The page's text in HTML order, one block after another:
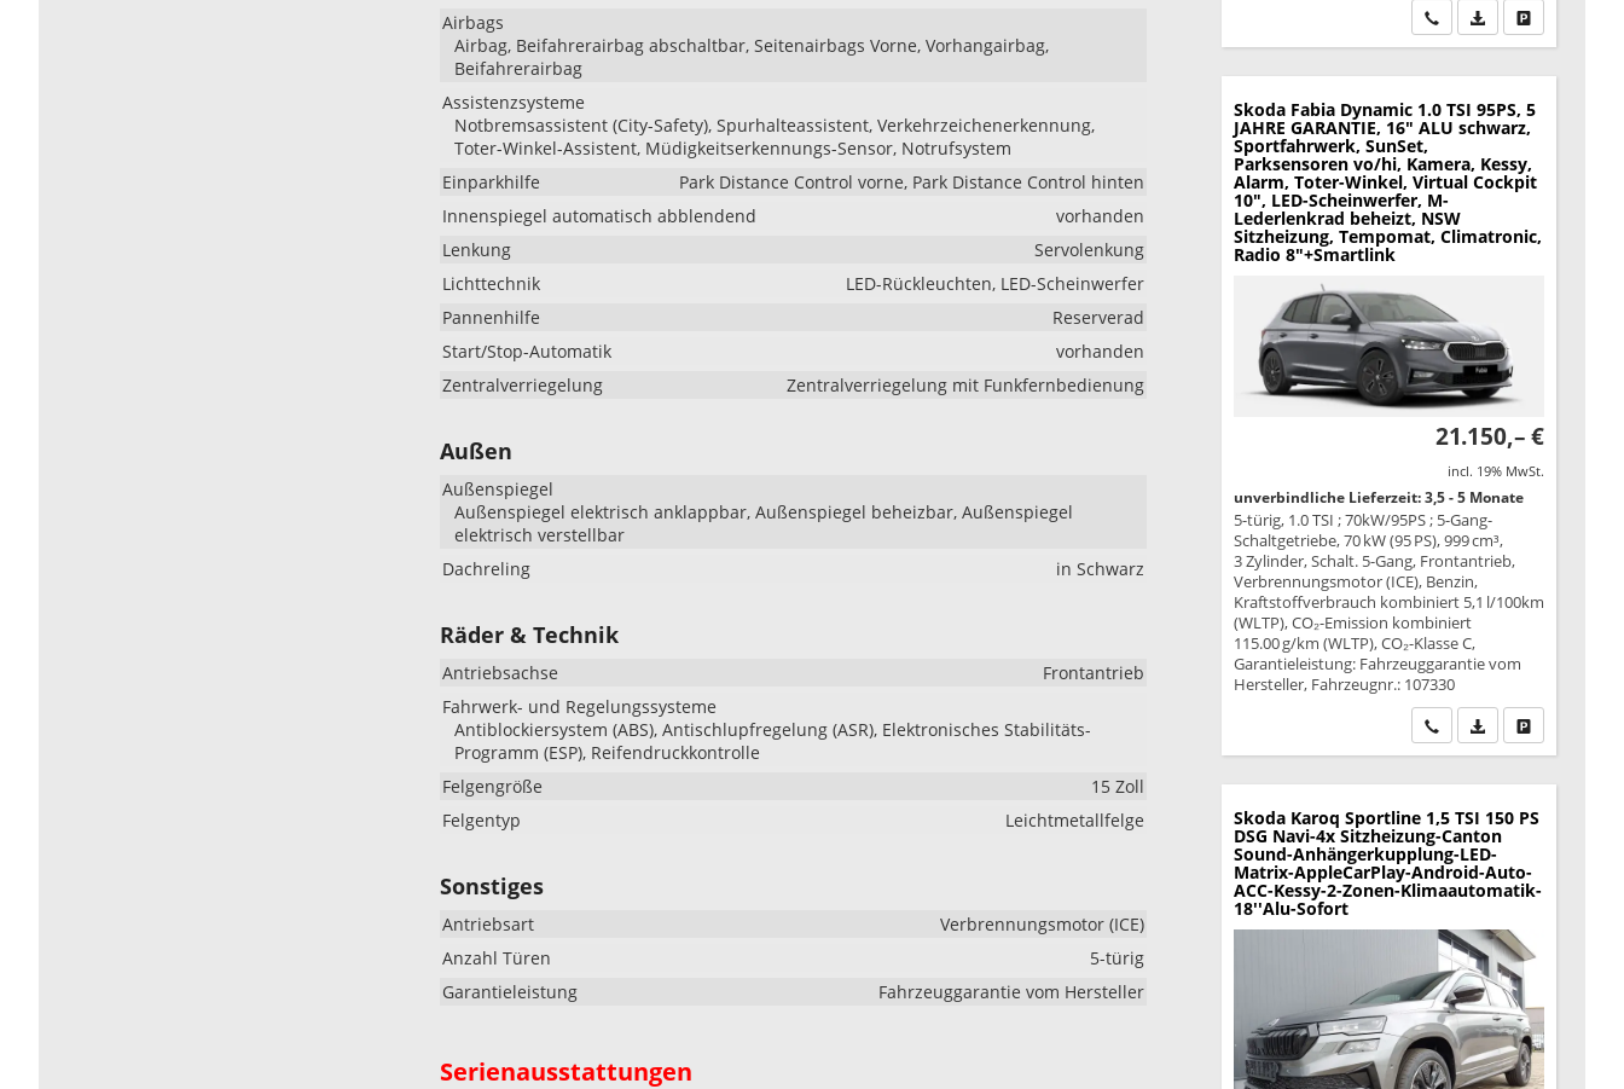
Airbags
Airbag, Beifahrerairbag abschaltbar, Seitenairbags Vorne, Vorhangairbag,
Beifahrerairbag
Assistenzsysteme
Notbremsassistent (City-Safety), Spurhalteassistent, Verkehrzeichenerkennung,
Toter-Winkel-Assistent, Müdigkeitserkennungs-Sensor, Notrufsystem
Einparkhilfe
Park Distance Control vorne, Park Distance Control hinten
Innenspiegel automatisch abblendend
vorhanden
Lenkung
Servolenkung
Lichttechnik
LED-Rückleuchten, LED-Scheinwerfer
Pannenhilfe
Reserverad
Start/Stop-Automatik
vorhanden
Zentralverriegelung
Zentralverriegelung mit Funkfernbedienung
Außen
Außenspiegel
Außenspiegel elektrisch anklappbar, Außenspiegel beheizbar, Außenspiegel
elektrisch verstellbar
Dachreling
in Schwarz
Räder & Technik
Antriebsachse
Frontantrieb
Fahrwerk- und Regelungssysteme
Antiblockiersystem (ABS), Antischlupfregelung (ASR), Elektronisches Stabilitäts-
Programm (ESP), Reifendruckkontrolle
Felgengröße
15 Zoll
Felgentyp
Leichtmetallfelge
Sonstiges
Antriebsart
Verbrennungsmotor (ICE)
Anzahl Türen
5-türig
Garantieleistung
Fahrzeuggarantie vom Hersteller
Serienausstattungen
Wir rufen Sie an
PDF-Datei,Drucken,
Skoda Fabia Dynamic 1.0 TSI 95PS, 5
JAHRE GARANTIE, 16" ALU schwarz,
Sportfahrwerk, SunSet,
Parksensoren vo/hi, Kamera, Kessy,
Alarm, Toter-Winkel, Virtual Cockpit
10", LED-Scheinwerfer, M-
Lederlenkrad beheizt, NSW
Sitzheizung, Tempomat, Climatronic,
Radio 8"+Smartlink
21.150,– €
incl. 19% MwSt.
unverbindliche Lieferzeit: 3,5 - 5 Monate
5-türig, 1.0 TSI ; 70kW/95PS ; 5-Gang-
Schaltgetriebe, 70 kW (95 PS), 999 cm³,
3 Zylinder, Schalt. 5-Gang, Frontantrieb,
Verbrennungsmotor (ICE), Benzin,
Kraftstoffverbrauch kombiniert 5,1 l/100km
(WLTP), CO₂-Emission kombiniert
115.00 g/km (WLTP), CO₂-Klasse C,
Garantieleistung: Fahrzeuggarantie vom
Hersteller, Fahrzeugnr.: 107330
Wir rufen Sie an
PDF-Datei,Drucken,
Skoda Karoq Sportline 1,5 TSI 150 PS
DSG Navi-4x Sitzheizung-Canton
Sound-Anhängerkupplung-LED-
Matrix-AppleCarPlay-Android-Auto-
ACC-Kessy-2-Zonen-Klimaautomatik-
18''Alu-Sofort